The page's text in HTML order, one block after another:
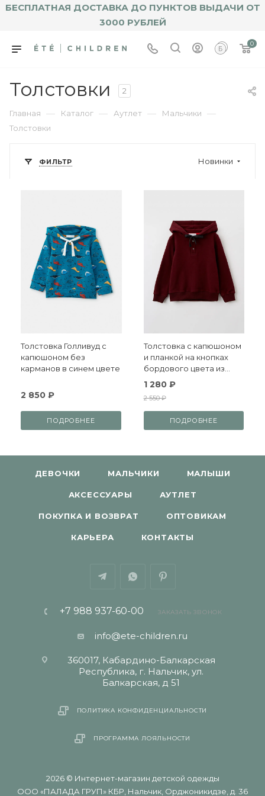
БЕСПЛАТНАЯ ДОСТАВКА ДО ПУНКТОВ ВЫДАЧИ ОТ
3000 РУБЛЕЙ
0
Толстовки 2
Главная — Каталог — Аутлет — Мальчики —
Толстовки
ФИЛЬТР Новинки
Толстовка Голливуд с
капюшоном без
карманов в синем цвете
2 850 ₽
ПОДРОБНЕЕ
Толстовка с капюшоном
и планкой на кнопках
бордового цвета из
футера с небольшим
1 280 ₽
2 550 ₽
ПОДРОБНЕЕ
ДЕВОЧКИ МАЛЬЧИКИ МАЛЫШИ
АКСЕССУАРЫ АУТЛЕТ
ПОКУПКА И ВОЗВРАТ ОПТОВИКАМ
КАРЬЕРА КОНТАКТЫ
+7 988 937-60-00 ЗАКАЗАТЬ ЗВОНОК
info@ete-children.ru
360017, Кабардино-Балкарская
Республика, г. Нальчик, ул.
Балкарская, д 51
ПОЛИТИКА КОНФИДЕНЦИАЛЬНОСТИ
ПРОГРАММА ЛОЯЛЬНОСТИ
2026 © Интернет-магазин детской одежды
ООО «ПАЛАДА ГРУП» КБР, Нальчик, Орджоникидзе, д. 36